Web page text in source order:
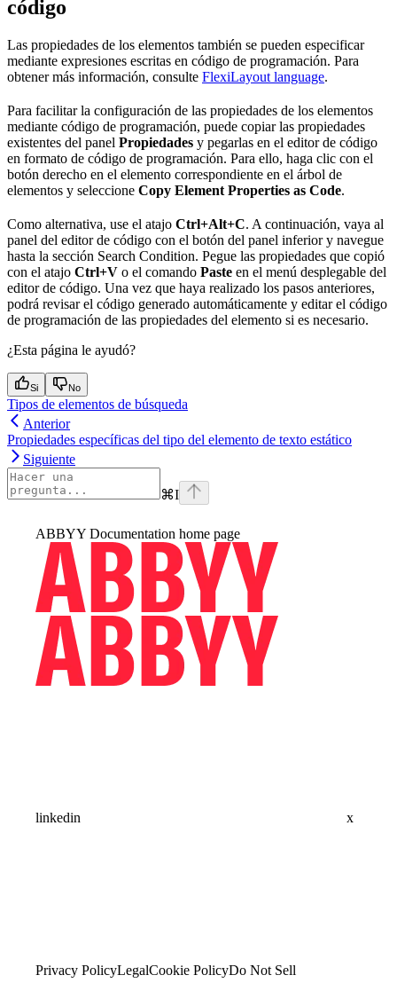
código
Las propiedades de los elementos también se pueden especificar
mediante expresiones escritas en código de programación. Para
obtener más información, consulte FlexiLayout language.
Para facilitar la configuración de las propiedades de los elementos
mediante código de programación, puede copiar las propiedades
existentes del panel Propiedades y pegarlas en el editor de código
en formato de código de programación. Para ello, haga clic con el
botón derecho en el elemento correspondiente en el árbol de
elementos y seleccione Copy Element Properties as Code.
Como alternativa, use el atajo Ctrl+Alt+C. A continuación, vaya al
panel del editor de código con el botón del panel inferior y navegue
hasta la sección Search Condition. Pegue las propiedades que copió
con el atajo Ctrl+V o el comando Paste en el menú desplegable del
editor de código. Una vez que haya realizado los pasos anteriores,
podrá revisar el código generado automáticamente y editar el código
de programación de las propiedades del elemento si es necesario.
¿Esta página le ayudó?
Si No
Tipos de elementos de búsqueda
Anterior
Propiedades específicas del tipo del elemento de texto estático
Siguiente
⌘I
ABBYY Documentation home page
linkedin x
Privacy PolicyLegalCookie PolicyDo Not Sell